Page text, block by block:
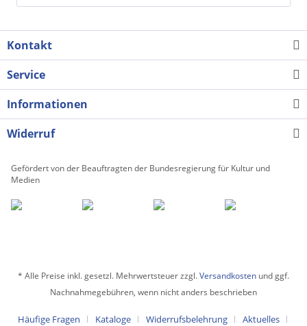
Kontakt
Service
Informationen
Widerruf
Gefördert von der Beauftragten der Bundesregierung für Kultur und
Medien
* Alle Preise inkl. gesetzl. Mehrwertsteuer zzgl.Versandkosten und ggf.
Nachnahmegebühren, wenn nicht anders beschrieben
Häufige Fragen Kataloge Widerrufsbelehrung Aktuelles